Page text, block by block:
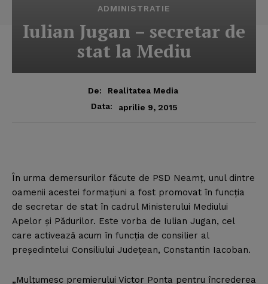
ADMINISTRATIE
Iulian Jugan – secretar de
stat la Mediu
De:
Realitatea Media
Data:
aprilie 9, 2015
În urma demersurilor făcute de PSD Neamţ, unul dintre
oamenii acestei formaţiuni a fost promovat în funcţia
de secretar de stat în cadrul Ministerului Mediului
Apelor şi Pădurilor. Este vorba de Iulian Jugan, cel
care activează acum în funcţia de consilier al
preşedintelui Consiliului Judeţean, Constantin Iacoban.
„Mulţumesc premierului Victor Ponta pentru încrederea